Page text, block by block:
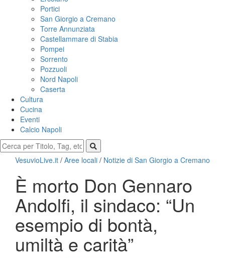
Portici
San Giorgio a Cremano
Torre Annunziata
Castellammare di Stabia
Pompei
Sorrento
Pozzuoli
Nord Napoli
Caserta
Cultura
Cucina
Eventi
Calcio Napoli
VesuvioLive.it / Aree locali / Notizie di San Giorgio a Cremano
È morto Don Gennaro
Andolfi, il sindaco: “Un
esempio di bontà,
umiltà e carità”